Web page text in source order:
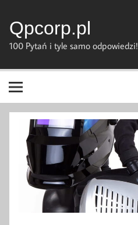
content
Qpcorp.pl
100 Pytań i tyle samo odpowiedzi!